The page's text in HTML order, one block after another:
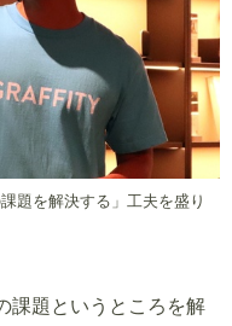
題を解決する」工夫を盛り
課題というところを解